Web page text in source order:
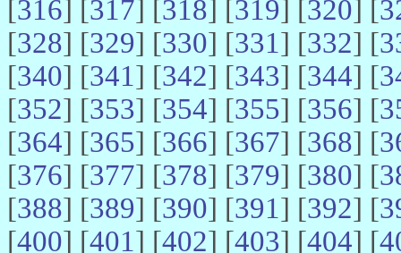
[316] [317] [318] [319] [320] [
[328] [329] [330] [331] [332] [
[340] [341] [342] [343] [344] [
[352] [353] [354] [355] [356] [
[364] [365] [366] [367] [368] [
[376] [377] [378] [379] [380] [
[388] [389] [390] [391] [392] [
[400] [401] [402] [403] [404] [